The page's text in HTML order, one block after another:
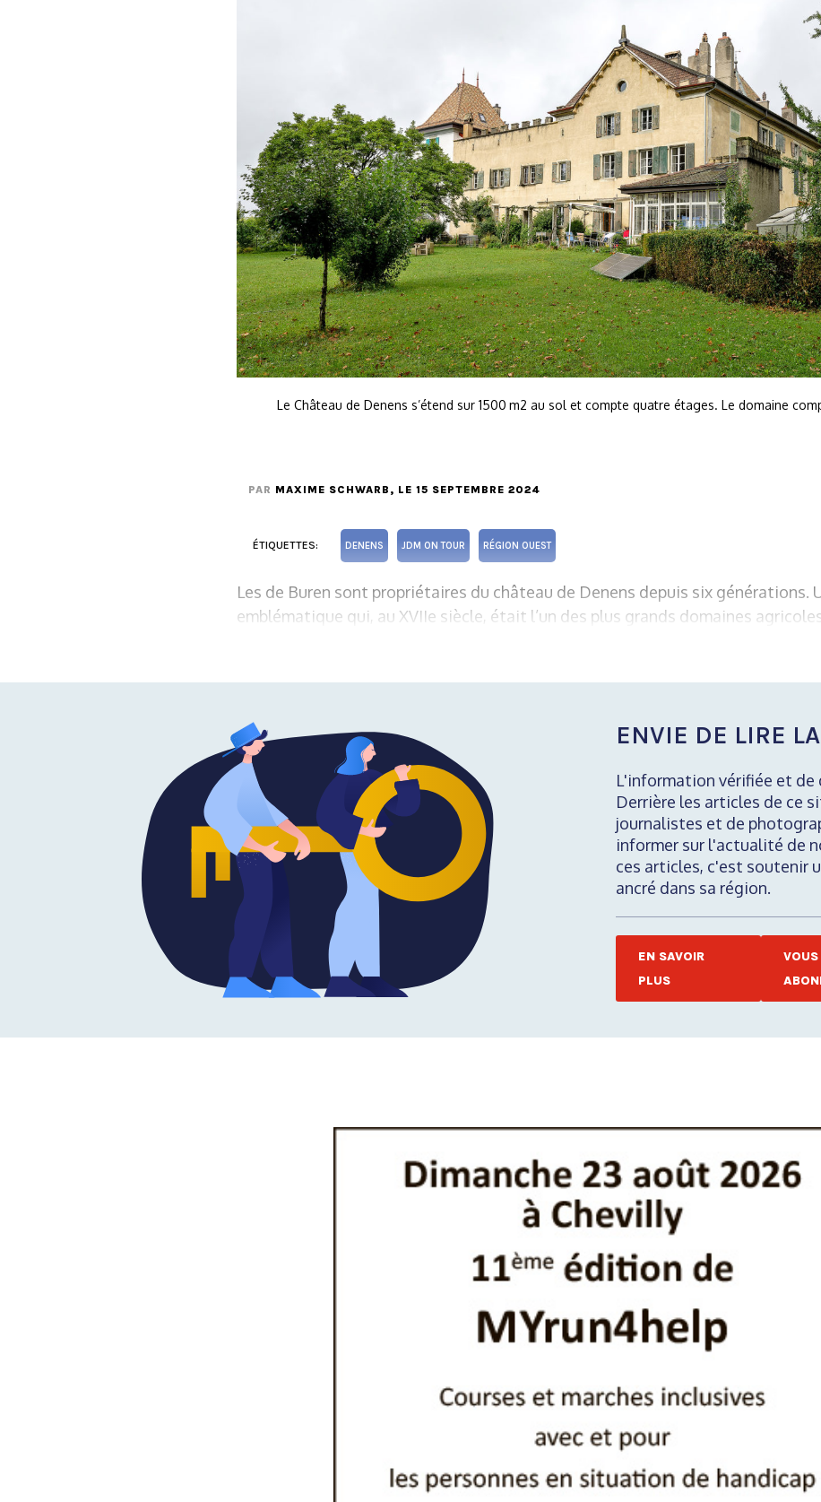
Le Château de Denens s’étend sur 1500 m2 au sol et compte quatre étages. Le domaine
PAR MAXIME SCHWARB , LE 15 SEPTEMBRE 2024
ÉTIQUETTES: DENENS JDM ON TOUR RÉGION OUEST
Les de Buren sont propriétaires du château de Denens depuis six générations.
emblématique qui, au XVIIe siècle, était l’un des plus grands domaines
ENVIE DE LIRE
L'information vérifiée et
Derrière les articles de ce
journalistes et de
informer sur l'actualité de
ces articles, c'est soutenir
ancré dans sa région.
EN SAVOIR
PLUS
VOUS